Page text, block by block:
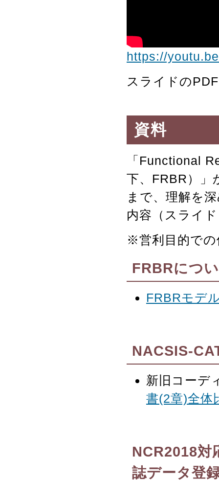
https://
スライドの
資料
「Functional
下、FRBR）」
まで、理解を
内容（スライ
※営利目的での
FRBRにつ
FRBRモデ
NACSIS-
新旧コー
書(2章)全体
NCR2018対
誌データ登